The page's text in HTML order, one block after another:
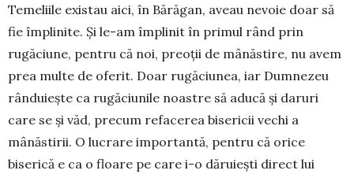
Temeliile existau aici, în Bără­gan, aveau nevoie doar să
fie împlinite. Și le-am împlinit în primul rând prin
rugăciune, pentru că noi, preoții de mânăstire, nu avem
prea multe de oferit. Doar rugăciu­nea, iar Dumnezeu
rânduiește ca rugăciunile noastre să aducă și daruri
care se și văd, precum refacerea bise­ricii vechi a
mânăstirii. O lucrare im­portantă, pentru că orice
biserică e ca o floare pe care i-o dăruiești direct lui